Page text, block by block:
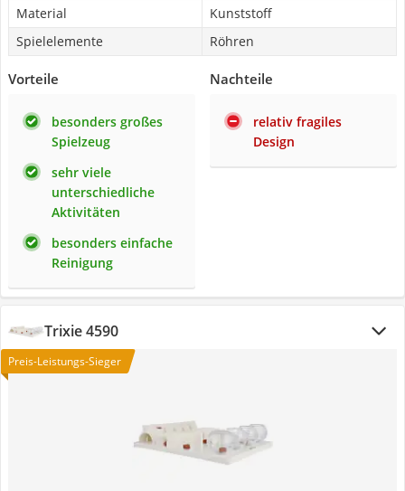
Material
Kunststoff
Spielelemente
Röhren
Vorteile
besonders großes
Spielzeug
sehr viele
unterschiedliche
Aktivitäten
besonders einfache
Reinigung
Nachteile
relativ fragiles
Design
Trixie 4590
Preis-Leistungs-Sieger